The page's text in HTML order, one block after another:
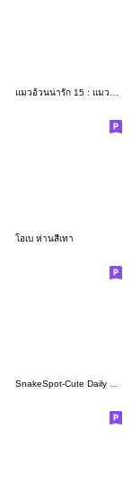
แมวอ้วนน่ารัก 15 : แมวฉลาม (คำฮิต)
โอเบ ห่านสีเทา